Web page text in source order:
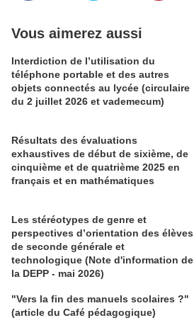
Vous aimerez aussi
Interdiction de l’utilisation du
téléphone portable et des autres
objets connectés au lycée (circulaire
du 2 juillet 2026 et vademecum)
Résultats des évaluations
exhaustives de début de sixième, de
cinquième et de quatrième 2025 en
français et en mathématiques
Les stéréotypes de genre et
perspectives d’orientation des élèves
de seconde générale et
technologique (Note d'information de
la DEPP - mai 2026)
"Vers la fin des manuels scolaires ?"
(article du Café pédagogique)